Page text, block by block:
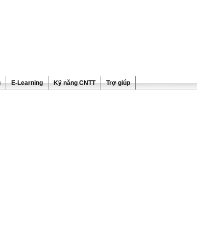
E-Learning Kỹ năng CNTT Trợ giúp